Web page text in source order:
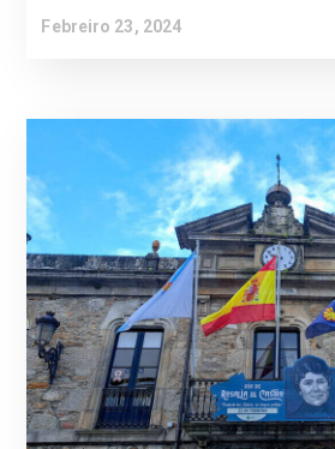
Febreiro 23, 2024